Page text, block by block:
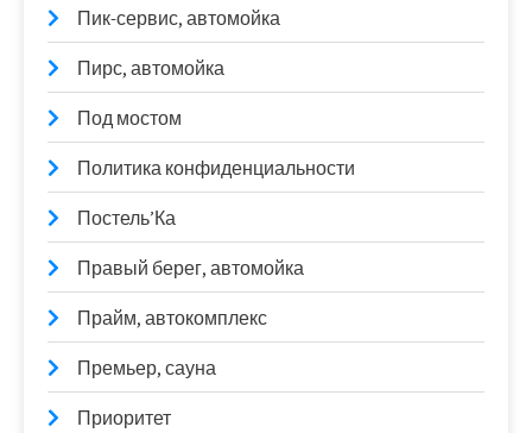
Пик-сервис, автомойка
Пирс, автомойка
Под мостом
Политика конфиденциальности
Постель’Ка
Правый берег, автомойка
Прайм, автокомплекс
Премьер, сауна
Приоритет